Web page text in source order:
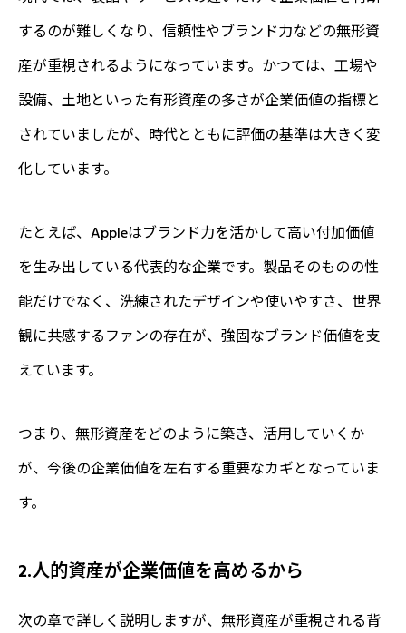
するのが難しくなり、信頼性やブランド力などの無形資
産が重視されるようになっています。かつては、工場や
設備、土地といった有形資産の多さが企業価値の指標と
されていましたが、時代とともに評価の基準は大きく変
化しています。
たとえば、Appleはブランド力を活かして高い付加価値
を生み出している代表的な企業です。製品そのものの性
能だけでなく、洗練されたデザインや使いやすさ、世界
観に共感するファンの存在が、強固なブランド価値を支
えています。
つまり、無形資産をどのように築き、活用していくか
が、今後の企業価値を左右する重要なカギとなっていま
す。
2.人的資産が企業価値を高めるから
次の章で詳しく説明しますが、無形資産が重視される背